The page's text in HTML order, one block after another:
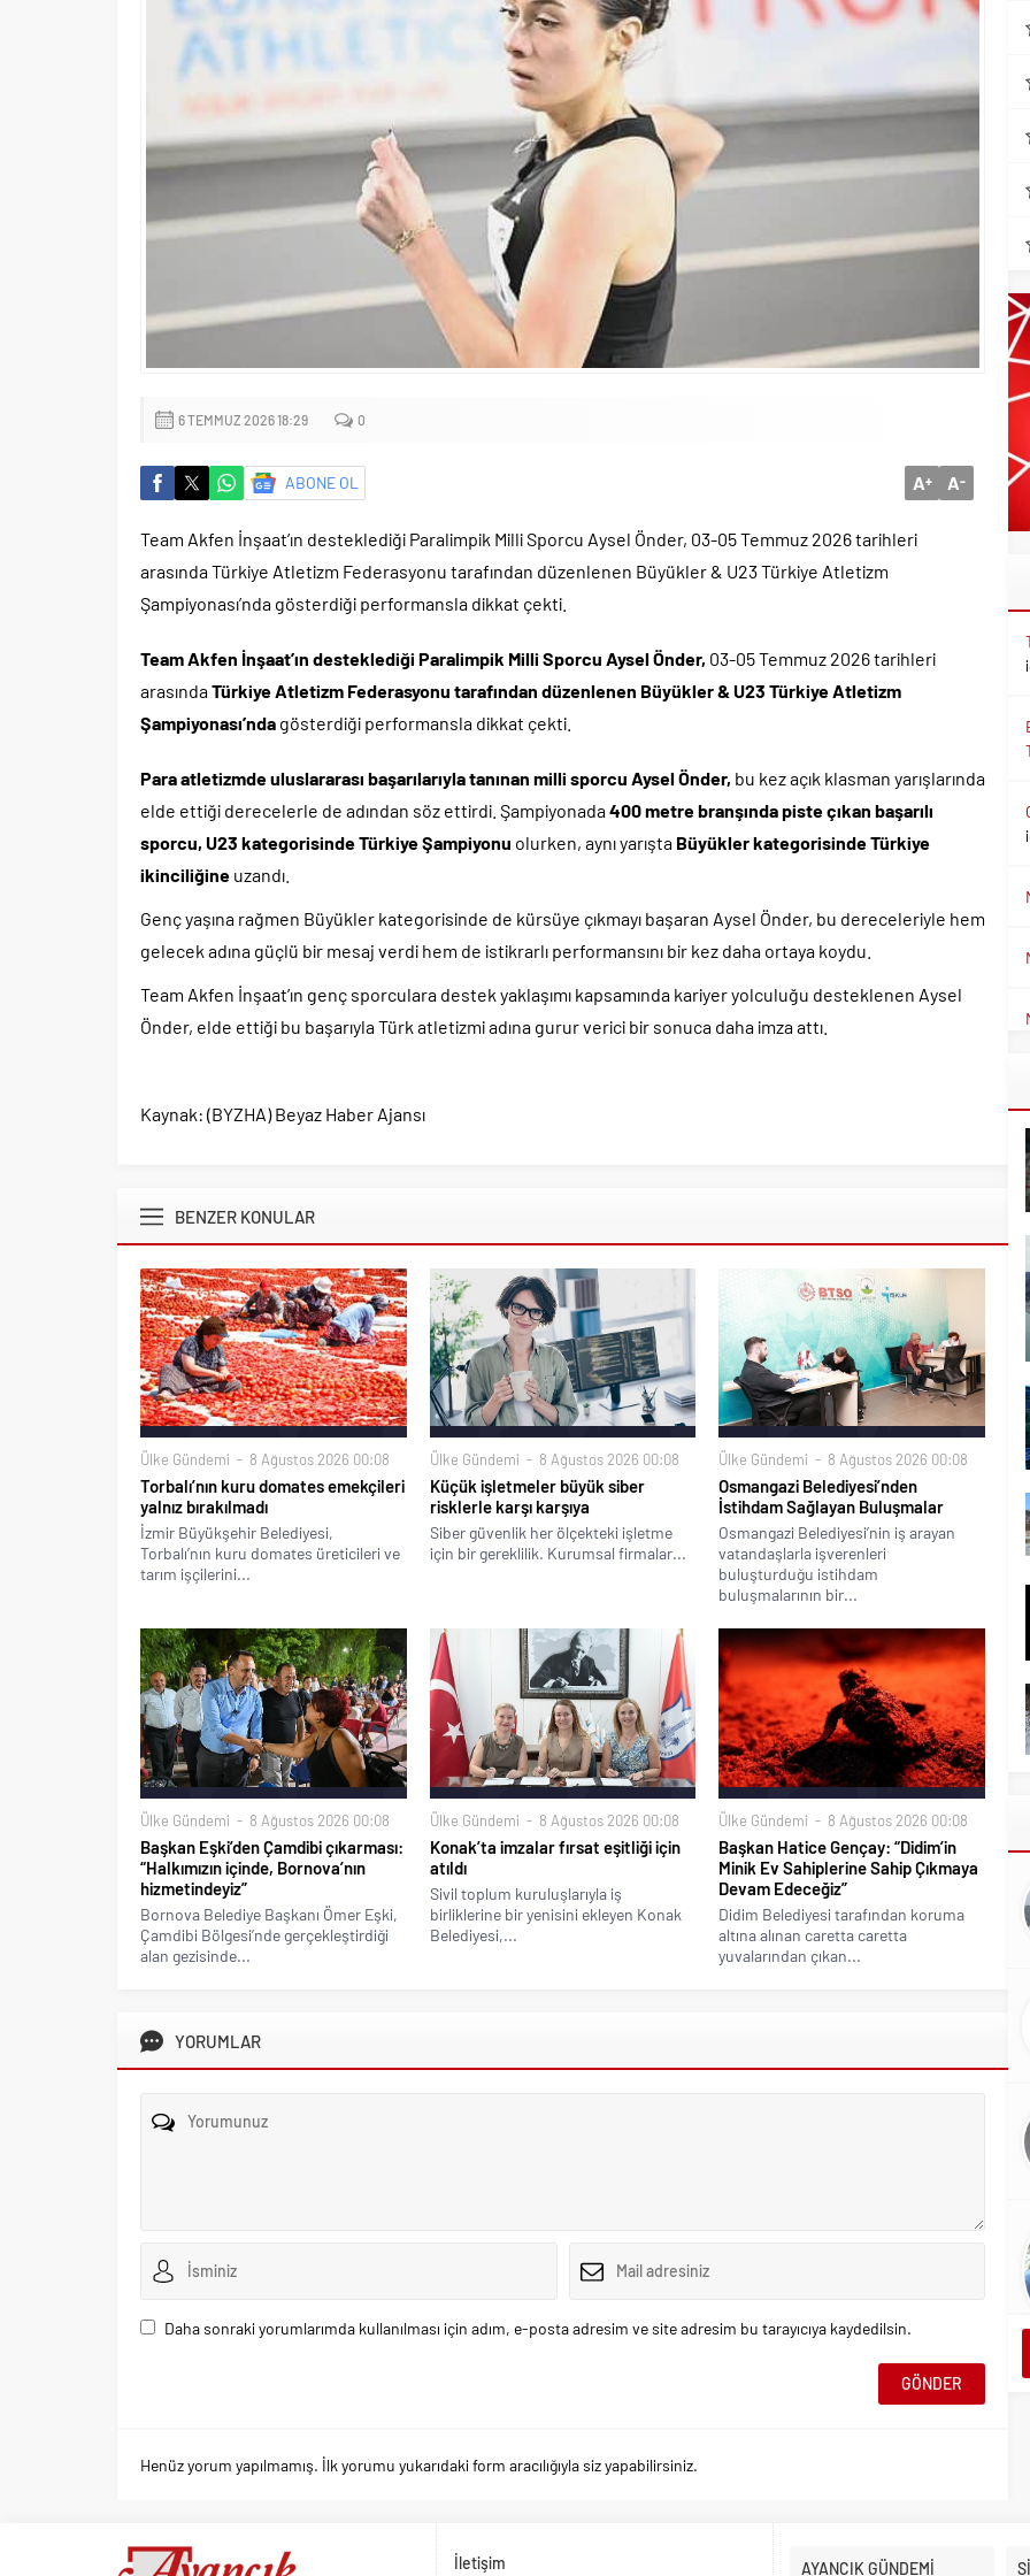
6 TEMMUZ 2026 18:29 0
ABONE OL A+ A-
Team Akfen İnşaat’ın desteklediği Paralimpik Milli Sporcu Aysel Önder, 03-05 Temmuz 2026 tarihleri
arasında Türkiye Atletizm Federasyonu tarafından düzenlenen Büyükler & U23 Türkiye Atletizm
Şampiyonası’nda gösterdiği performansla dikkat çekti.
Team Akfen İnşaat’ın desteklediği Paralimpik Milli Sporcu Aysel Önder, 03-05 Temmuz 2026 tarihleri
arasındaTürkiye Atletizm Federasyonu tarafından düzenlenen Büyükler & U23 Türkiye Atletizm
Şampiyonası’nda gösterdiği performansla dikkat çekti.
Para atletizmde uluslararası başarılarıyla tanınan milli sporcu Aysel Önder, bu kez açık klasman yarışlarında
elde ettiği derecelerle de adından söz ettirdi. Şampiyonada400 metre branşında piste çıkan başarılı
sporcu, U23 kategorisinde Türkiye Şampiyonu olurken, aynı yarışta Büyükler kategorisinde Türkiye
ikinciliğine uzandı.
Genç yaşına rağmen Büyükler kategorisinde de kürsüye çıkmayı başaran Aysel Önder, bu dereceleriyle hem
gelecek adına güçlü bir mesaj verdi hem de istikrarlı performansını bir kez daha ortaya koydu.
Team Akfen İnşaat’ın genç sporculara destek yaklaşımı kapsamında kariyer yolculuğu desteklenen Aysel
Önder, elde ettiği bu başarıyla Türk atletizmi adına gurur verici bir sonuca daha imza attı.
Kaynak: (BYZHA) Beyaz Haber Ajansı
BENZER KONULAR
Ülke Gündemi 8 Ağustos 2026 00:08
Torbalı’nın kuru domates emekçileri
yalnız bırakılmadı
İzmir Büyükşehir Belediyesi,
Torbalı’nın kuru domates üreticileri ve
tarım işçilerini...
Ülke Gündemi 8 Ağustos 2026 00:08
Küçük işletmeler büyük siber
risklerle karşı karşıya
Siber güvenlik her ölçekteki işletme
için bir gereklilik. Kurumsal firmalar...
Ülke Gündemi 8 Ağustos 2026 00:08
Osmangazi Belediyesi’nden
İstihdam Sağlayan Buluşmalar
Osmangazi Belediyesi’nin iş arayan
vatandaşlarla işverenleri
buluşturduğu istihdam
buluşmalarının bir...
Ülke Gündemi 8 Ağustos 2026 00:08
Başkan Eşki’den Çamdibi çıkarması:
“Halkımızın içinde, Bornova’nın
hizmetindeyiz”
Bornova Belediye Başkanı Ömer Eşki,
Çamdibi Bölgesi’nde gerçekleştirdiği
alan gezisinde...
Ülke Gündemi 8 Ağustos 2026 00:08
Konak’ta imzalar fırsat eşitliği için
atıldı
Sivil toplum kuruluşlarıyla iş
birliklerine bir yenisini ekleyen Konak
Belediyesi,...
Ülke Gündemi 8 Ağustos 2026 00:08
Başkan Hatice Gençay: “Didim’in
Minik Ev Sahiplerine Sahip Çıkmaya
Devam Edeceğiz”
Didim Belediyesi tarafından koruma
altına alınan caretta caretta
yuvalarından çıkan...
YORUMLAR
Daha sonraki yorumlarımda kullanılması için adım, e-posta adresim ve site adresim bu tarayıcıya kaydedilsin.
Henüz yorum yapılmamış. İlk yorumu yukarıdaki form aracılığıyla siz yapabilirsiniz.
İletişim AYANCIK GÜNDEMİ